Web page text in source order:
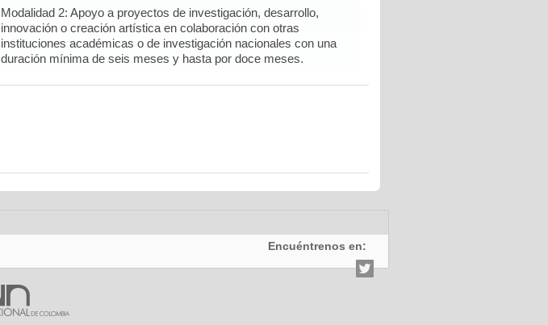
Modalidad 2: Apoyo a proyectos de investigación, desarrollo,
innovación o creación artística en colaboración con otras
instituciones académicas o de investigación nacionales con una
duración mínima de seis meses y hasta por doce meses.
Encuéntrenos en: